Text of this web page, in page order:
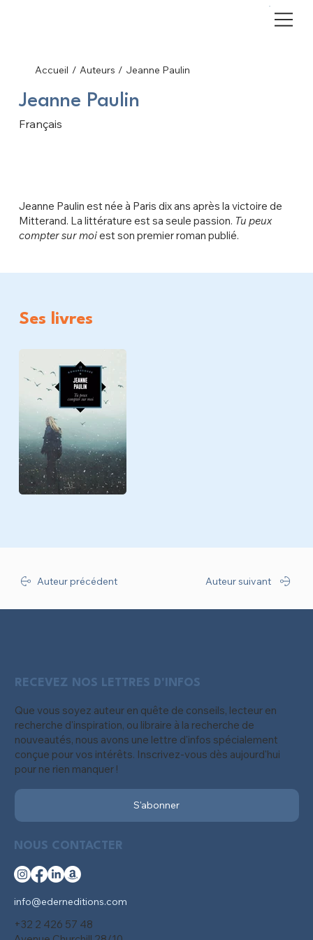
Ses livres
Auteur suivant
Auteur précédent
Accueil / Auteurs / Jeanne Paulin
Jeanne Paulin
Français
Jeanne Paulin est née à Paris dix ans après la victoire de
Mitterand. La littérature est sa seule passion. Tu peux
compter sur moiest son premier roman publié.
NOUS CONTACTER
info@ederneditions.com
+32 2 426 57 48
RECEVEZ NOS LETTRES D'INFOS
Que vous soyez auteur en quête de conseils, lecteur en
recherche d'inspiration, ou libraire à la recherche de
nouveautés, nous avons une lettre d'infos spécialement
conçue pour vos intérêts. Inscrivez-vous dès aujourd'hui
pour ne rien manquer !
S'abonner